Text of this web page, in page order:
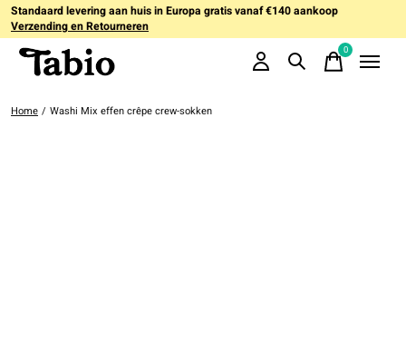
Standaard levering aan huis in Europa gratis vanaf €140 aankoop
Verzending en Retourneren
0items
Home / Washi Mix effen crêpe crew-sokken